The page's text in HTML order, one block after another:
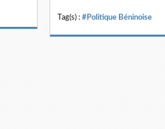
Tag(s) : #Politique Béninoise